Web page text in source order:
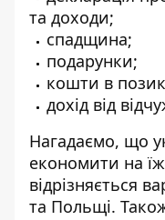
та доходи;
спадщина;
подарунки;
кошти в
дохід від
Нагадаємо, що
економити на
відрізняється
та Польщі.